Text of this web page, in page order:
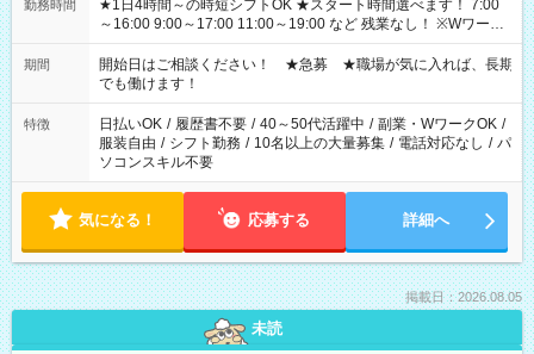
勤務時間
★1日4時間～の時短シフトOK ★スタート時間選べます！ 7:00
～16:00 9:00～17:00 11:00～19:00 など 残業なし！ ※Wワーク
の場合、他のお仕事と合わせ週40時間超の就業はご案内できま
せん ※法令に基づき、週20時間以上勤務は社会保険への加入対
象となります ※労働者派遣法（日雇い派遣の原則禁止）によ
り、短時間・短期間の就業はご案内が難しい場合があります
期間
開始日はご相談ください！ ★急募 ★職場が気に入れば、長期
でも働けます！
特徴 日払いOK / 履歴書不要 / 40～50代活躍中 / 副業・WワークOK /
服装自由 / シフト勤務 / 10名以上の大量募集 / 電話対応なし / パ
ソコンスキル不要
気になる！ 応募する 詳細へ
掲載日：2026.08.05
未読